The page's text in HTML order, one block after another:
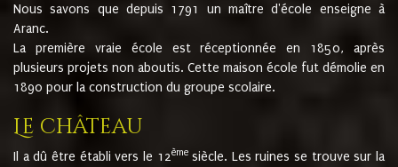
Nous savons que depuis 1791 un maître d'école enseigne à
Aranc.
La première vraie école est réceptionnée en 1850, après
plusieurs projets non aboutis. Cette maison école fut démolie en
1890 pour la construction du groupe scolaire.
Le château
Il a dû être établi vers le 12èmesiècle. Les ruines se trouve sur la